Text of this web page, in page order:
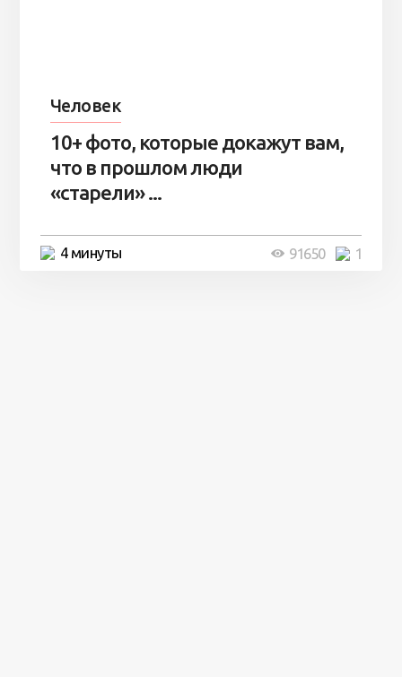
Человек
10+ фото, которые докажут вам,
что в прошлом люди
«старели» ...
4 минуты 1
91650